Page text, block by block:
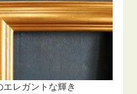
レガントな輝き